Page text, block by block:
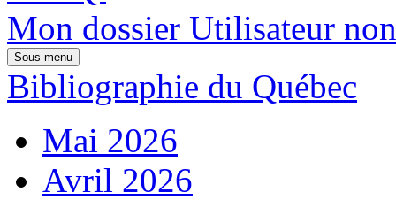
Mon dossier Utilisateur
Sous-menu
Bibliographie du Québec
Mai 2026
Avril 2026